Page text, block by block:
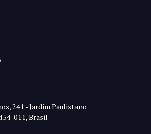
241 - Jardim Paulistano
011, Brasil